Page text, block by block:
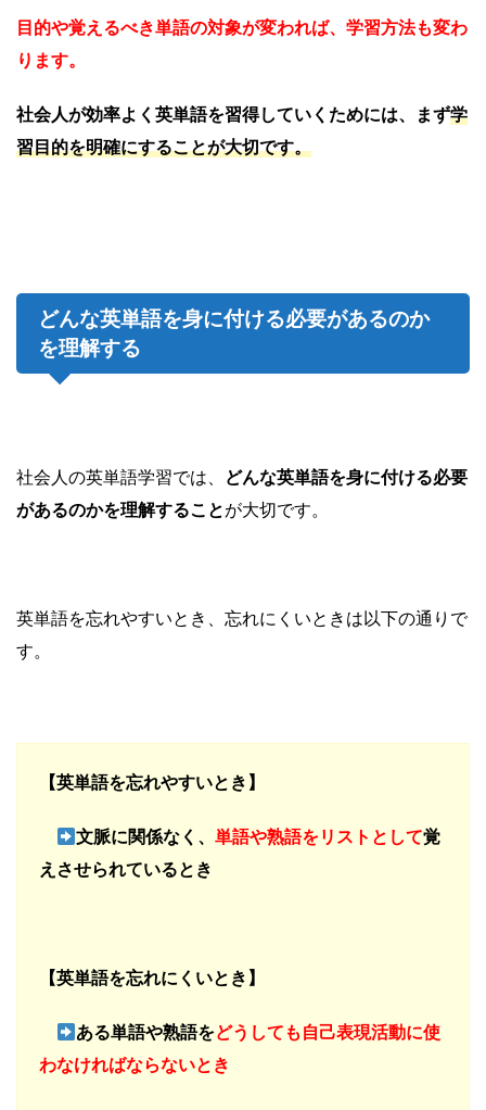
目的や覚えるべき単語の対象が変われば、学習方法も変わ
ります。
社会人が効率よく英単語を習得していくためには、まず学
習目的を明確にすることが大切です。
どんな英単語を身に付ける必要があるのか
を理解する
社会人の英単語学習では、 どんな英単語を身に付ける必要
があるのかを理解することが大切です。
英単語を忘れやすいとき、忘れにくいときは以下の通りで
す。
【英単語を忘れやすいとき】
文脈に関係なく、単語や熟語をリストとして覚
えさせられているとき
【英単語を忘れにくいとき】
ある単語や熟語をどうしても自己表現活動に使
わなければならないとき